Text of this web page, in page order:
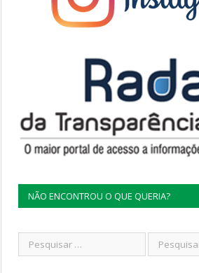
NÃO ENCONTROU O QUE QUERIA?